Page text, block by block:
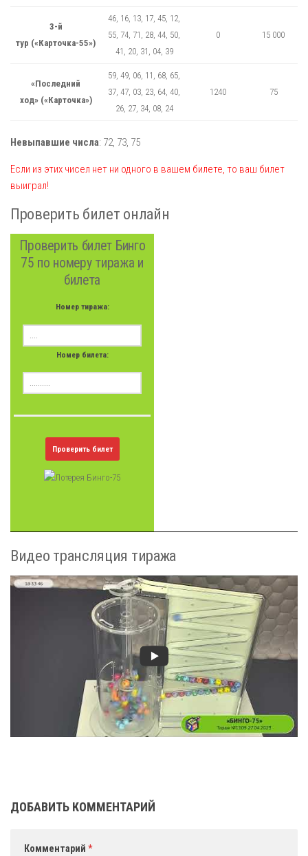
3-й
тур («Карточка-55»)
46, 16, 13, 17, 45, 12,
55, 74, 71, 28, 44, 50,
41, 20, 31, 04, 39
0 15 000
«Последний
ход» («Карточка»)
59, 49, 06, 11, 68, 65,
37, 47, 03, 23, 64, 40,
26, 27, 34, 08, 24
1240 75
Невыпавшие числа: 72, 73, 75
Если из этих чисел нет ни одного в вашем билете, то ваш билет
выиграл!
Проверить билет онлайн
Проверить билет Бинго
75 по номеру тиража и
билета
Номер тиража:
Номер билета:
Проверить билет
Видео трансляция тиража
ДОБАВИТЬ КОММЕНТАРИЙ
Комментарий *